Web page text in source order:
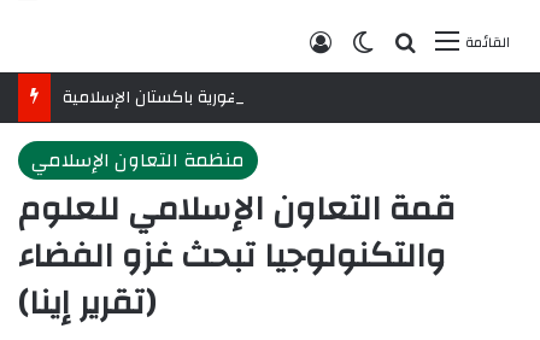
القائمةبحث عن
الوضع المظلم
تسجيل الدخول
منظمة التعاون الإسلامي
قمة التعاون الإسلامي للعلوم
والتكنولوجيا تبحث غزو الفضاء
(تقرير إينا)